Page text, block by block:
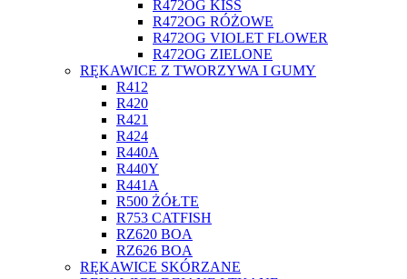
R472OG KISS
R472OG RÓŻOWE
R472OG VIOLET FLOWER
R472OG ZIELONE
RĘKAWICE Z TWORZYWA I GUMY
R412
R420
R421
R424
R440A
R440Y
R441A
R500 ŻÓŁTE
R753 CATFISH
RZ620 BOA
RZ626 BOA
RĘKAWICE SKÓRZANE